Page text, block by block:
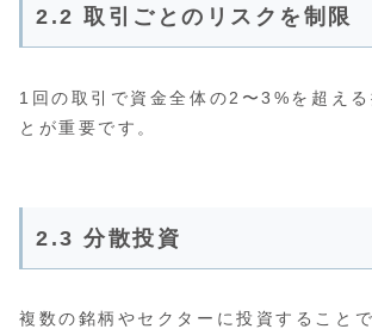
2.2 取引ごとのリスクを制限
1回の取引で資金全体の2〜3%を超える
とが重要です。
2.3 分散投資
複数の銘柄やセクターに投資すること